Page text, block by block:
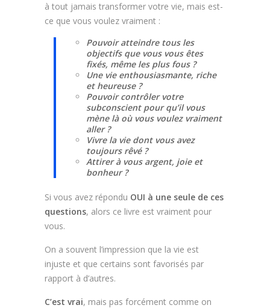
à tout jamais transformer votre vie, mais est-
ce que vous voulez vraiment :
Pouvoir atteindre tous les
objectifs que vous vous êtes
fixés, même les plus fous ?
Une vie enthousiasmante, riche
et heureuse ?
Pouvoir contrôler votre
subconscient pour qu’il vous
mène là où vous voulez vraiment
aller ?
Vivre la vie dont vous avez
toujours rêvé ?
Attirer à vous argent, joie et
bonheur ?
Si vous avez répondu OUI à une seule de ces
questions, alors ce livre est vraiment pour
vous.
On a souvent l’impression que la vie est
injuste et que certains sont favorisés par
rapport à d’autres.
C’est vrai, mais pas forcément comme on